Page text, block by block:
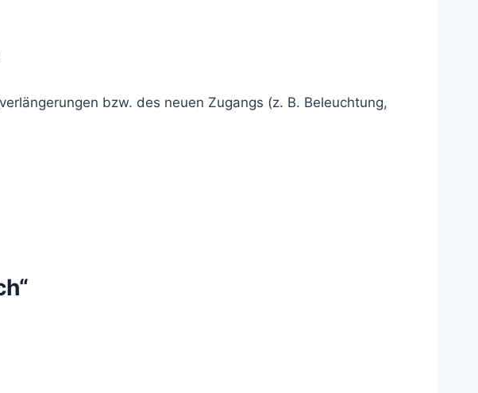
bzw. des neuen Zugangs (z. B. Beleuchtung,